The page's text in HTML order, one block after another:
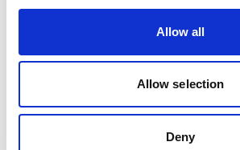
Allow all
Allow selection
Deny
In Advanced lighting 3, is
the truth about light. No loose
The content suits both
sensitive viewer. It is blunt and
sometimes way over the top.
there to stop David! You will get